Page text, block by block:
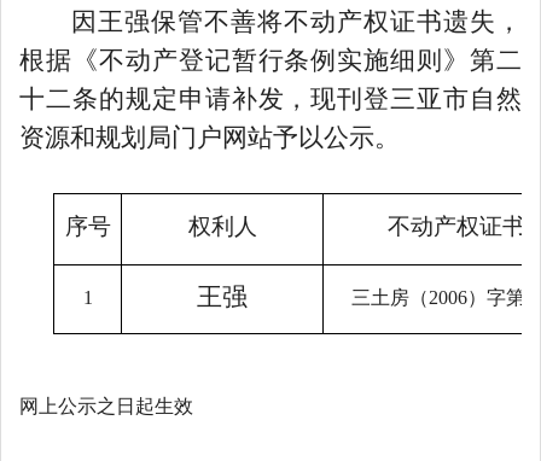
因 王强保管不善将不动产权证书遗失，
根据《不动产登记暂行条例实施细则》第二
十二条的规定申请补发，现刊登三亚市自然
资源和规划 局门户网站予以公示。
序号 权利人 不动产权证书
1 王强 三土房（2006）字第
网上公示之日起生效